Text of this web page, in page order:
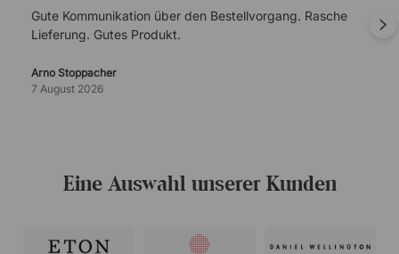
Gute Kommunikation über den Bestellvorgang. Rasche
Lieferung. Gutes Produkt.
Arno Stoppacher
7 August 2026
Eine Auswahl unserer Kunden